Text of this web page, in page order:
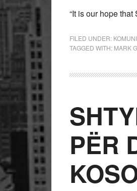
“It is our hope
FILED UNDER:
TAGGED WITH: MARK
PËR